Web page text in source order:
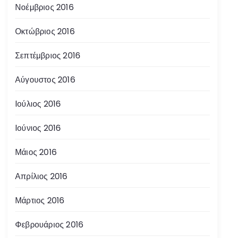
Νοέμβριος 2016
Οκτώβριος 2016
Σεπτέμβριος 2016
Αύγουστος 2016
Ιούλιος 2016
Ιούνιος 2016
Μάιος 2016
Απρίλιος 2016
Μάρτιος 2016
Φεβρουάριος 2016